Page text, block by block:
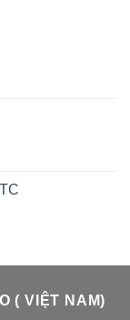
( VIỆT NAM)